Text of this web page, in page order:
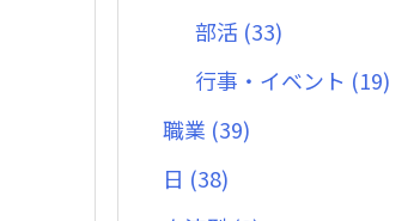
部活 (33)
行事・イベント (19)
職業 (39)
日 (38)